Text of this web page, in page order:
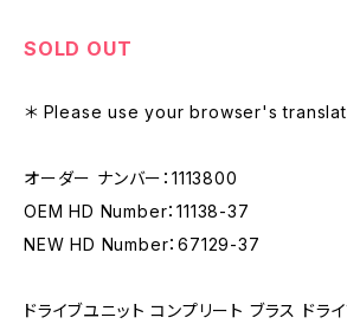
SOLD OUT
＊ Please use your browser's
オーダー ナンバー：1113800
OEM HD Number：11138-37
NEW HD Number：67129-37
ドライブユニット コンプリート ブラス ドラ